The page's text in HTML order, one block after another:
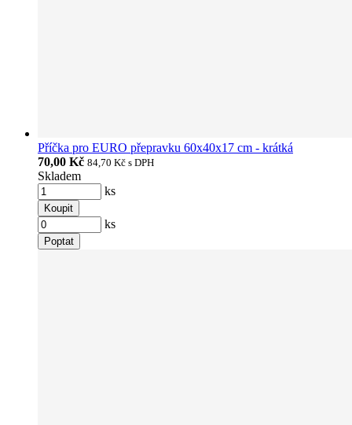
Příčka pro EURO přepravku 60x40x17 cm - krátká
70,00 Kč 84,70 Kč s DPH
Skladem
ks
Koupit
ks
Poptat